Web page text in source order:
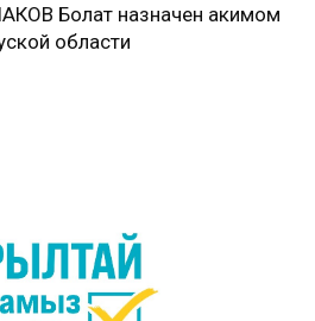
Болат назначен акимом
области